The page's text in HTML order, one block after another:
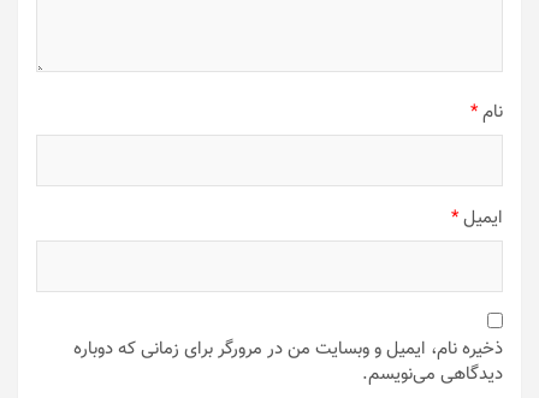
نام*
ایمیل*
ذخیره نام، ایمیل و وبسایت من در مرورگر برای زمانی که دوباره
دیدگاهی می‌نویسم.